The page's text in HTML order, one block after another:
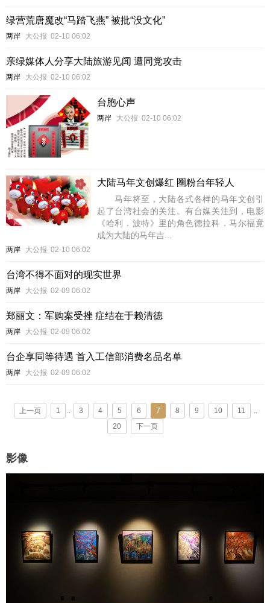
绿营荒唐魔改“马踏飞燕” 被批“没文化”
两岸 大公报 02-10 06:02
亲绿媒体人分享大陆旅游见闻 遭同党攻击
两岸 大公报 02-10 06:02
台胞心声
两岸 大公报 02-10 06:02
大陆马年文创爆红 圈粉台年轻人
马年将至，大陆各式各样的马年文创引
起了台湾社会的关注。有台媒关注到，电影
《哈利．波特》里的角色德拉科．马尔福竟
成为大陆的马年吉...
两岸 大公报 02-10 06:02
台湾不得不面对的现实世界
两岸 大公报 02-09 06:02
郑丽文：军购案受挫 症结在于赖清德
两岸 大公报 02-09 06:02
台企享同等待遇 首入工信部消费名品名单
两岸 大公报 02-09 06:02
上一页 1 3 4 5 6 7 8 9 10 11
20
下一页
影像